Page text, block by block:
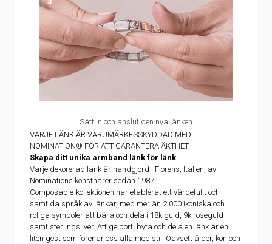
Sätt in och anslut den nya länken
VARJE LÄNK ÄR VARUMÄRKESSKYDDAD MED
NOMINATION® FÖR ATT GARANTERA ÄKTHET.
Skapa ditt unika armband länk för länk
Varje dekorerad länk är handgjord i Florens, Italien, av
Nominations konstnärer sedan 1987.
Composable-kollektionen har etablerat ett värdefullt och
samtida språk av länkar, med mer än 2.000 ikoniska och
roliga symboler att bära och dela i 18k guld, 9k roséguld
samt sterlingsilver. Att ge bort, byta och dela en länk är en
liten gest som förenar oss alla med stil. Oavsett ålder, kön och